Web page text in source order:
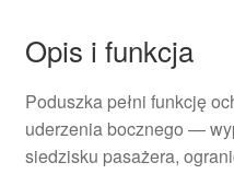
Opis i funkcja
Poduszka pełni funkcję
uderzenia bocznego —
siedzisku pasażera,